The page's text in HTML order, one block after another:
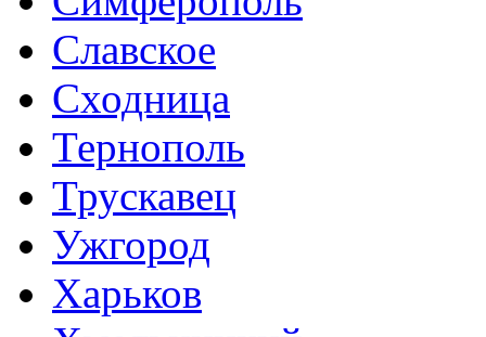
Славское
Сходница
Тернополь
Трускавец
Ужгород
Харьков